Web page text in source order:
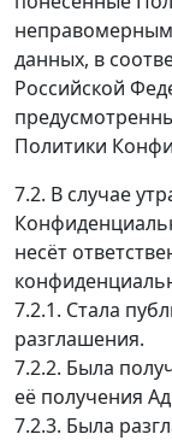
данных, в
Российской
Политики
7.2. В случае
несёт
7.2.1. Стала
разглашения.
7.2.2. Была
её получения
7.2.3. Была